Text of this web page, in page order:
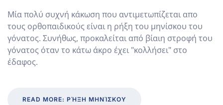
Μία πολύ συχνή κάκωση που αντιμετωπίζεται απο
τους ορθοπαιδικούς είναι η ρήξη του μηνίσκου του
γόνατος. Συνήθως, προκαλείται από βίαιη στροφή του
γόνατος όταν το κάτω άκρο έχει "κολλήσει" στο
έδαφος.
READ MORE: ΡΉΞΗ ΜΗΝΊΣΚΟΥ